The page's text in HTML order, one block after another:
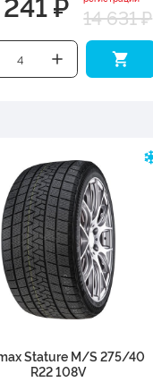
14 631 ₽
Stature M/S 275/40
R22 108V